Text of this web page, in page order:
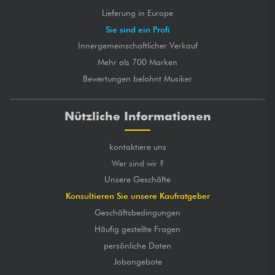
Lieferung in Europe
Sie sind ein Profi
Innergemeinschaftlicher Verkauf
Mehr als 700 Marken
Bewertungen belohnt Musiker
Nützliche Informationen
kontaktiere uns
Wer sind wir ?
Unsere Geschäfte
Konsultieren Sie unsere Kaufratgeber
Geschäftsbedingungen
Häufig gestellte Fragen
persönliche Daten
Jobangebote